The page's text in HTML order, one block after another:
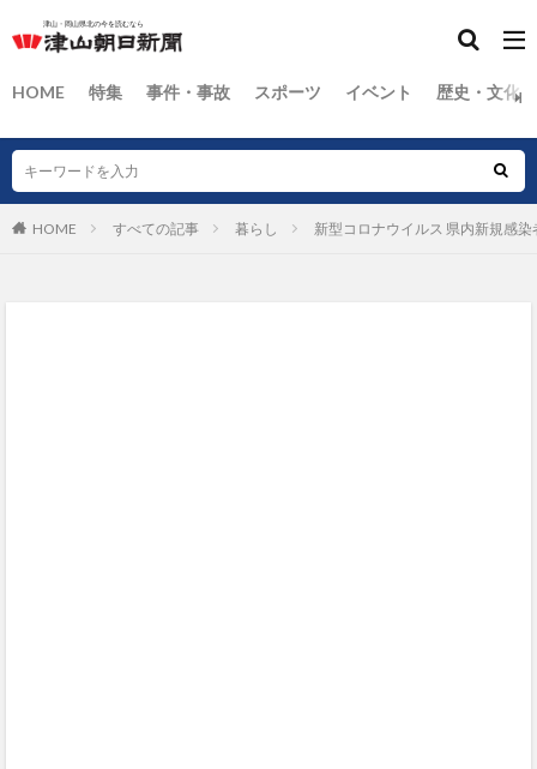
HOME 特集 事件・事故 スポーツ イベント 歴史・文化
HOME すべての記事 暮らし 新型コロナウイルス 県内新規感染